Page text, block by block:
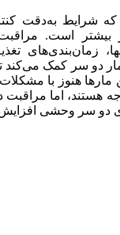
که شرایط به‌دقت
بیشتر است.
زمان‌بندی‌های
دو سر کمک می‌کند
مار‌ها هنوز با
هستند، اما
دو سر وحشی